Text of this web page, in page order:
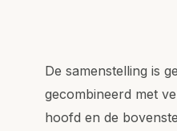
De samenstelling is
gecombineerd met
hoofd en de